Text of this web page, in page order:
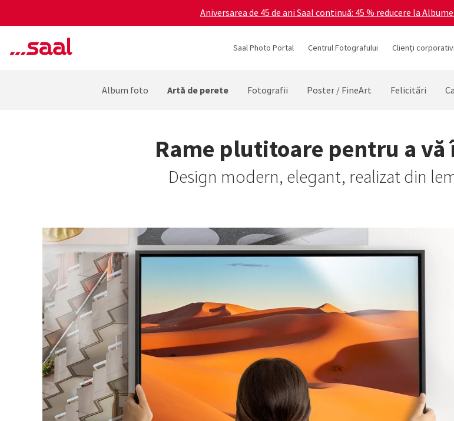
Aniversarea de 45 de ani Saal continuă: 45 % reducere la
Saal Photo Portal Centrul Fotografului Clienți corporativi
Album foto Artă de perete Fotografii Poster / FineArt Felicitări
Rame plutitoare pentru a
Design modern, elegant, realizat din